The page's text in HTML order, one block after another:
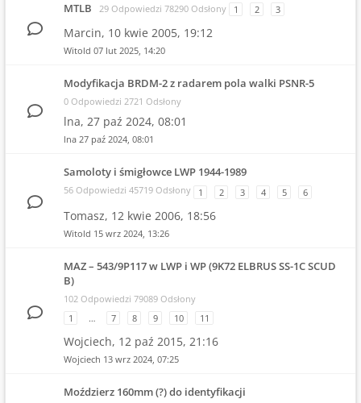
MTLB 29 Odpowiedzi 78290 Odsłony 1 2 3
Marcin, 10 kwie 2005, 19:12
Witold 07 lut 2025, 14:20
Modyfikacja BRDM-2 z radarem pola walki PSNR-5
0 Odpowiedzi 2721 Odsłony
lna, 27 paź 2024, 08:01
lna 27 paź 2024, 08:01
Samoloty i śmigłowce LWP 1944-1989
56 Odpowiedzi 45719 Odsłony 1 2 3 4 5 6
Tomasz, 12 kwie 2006, 18:56
Witold 15 wrz 2024, 13:26
MAZ – 543/9P117 w LWP i WP (9K72 ELBRUS SS-1C SCUD
B)
102 Odpowiedzi 79089 Odsłony
1
… 7 8 9 10 11
Wojciech, 12 paź 2015, 21:16
Wojciech 13 wrz 2024, 07:25
Moździerz 160mm (?) do identyfikacji